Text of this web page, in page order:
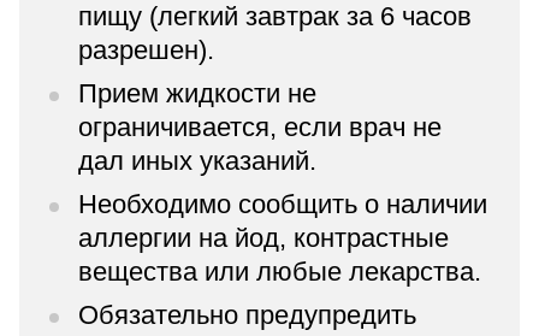
пищу (легкий завтрак за 6 часов
разрешен).
Прием жидкости не
ограничивается, если врач не
дал иных указаний.
Необходимо сообщить о наличии
аллергии на йод, контрастные
вещества или любые лекарства.
Обязательно предупредить